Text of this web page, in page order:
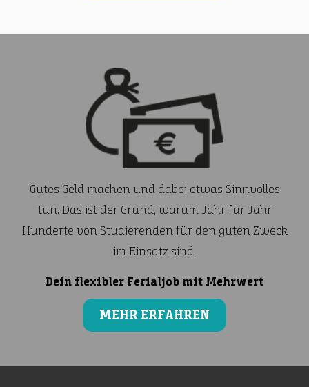
Gutes Geld machen und dabei etwas Sinnvolles
tun. Das ist der Grund, warum Jahr für Jahr
Hunderte von Studierenden für den guten Zweck
im Einsatz sind.
Dein flexibler Ferialjob mit Mehrwert
MEHR ERFAHREN